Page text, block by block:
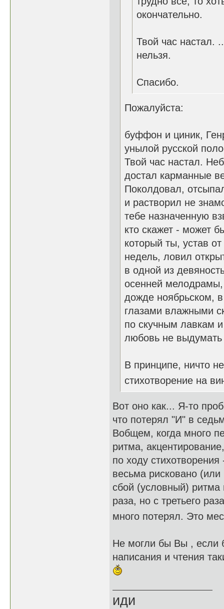
окончательно.
Твой час настал.
нельзя.
Спасибо.
Пожалуйста:
буффон и циник,
унылой русской
Твой час настал.
достал карманные
Поколдовал,
и растворил не
тебе назначенную
кто скажет - может
который ты, устав
недель, ловил
в одной из
осенней
дожде ноябрьском,
глазами влажными
по скучным лавкам
любовь не выдумать
В принципе, ничто
стихотворение на
Вот оно как... Я-то
что потерял "И" в
Вобщем, когда много
ритма,
по ходу
весьма рисковано
сбой (условный) ритма
раза, но с третьего
много потерял. Это
Не могли бы Вы , если
написания и чтения
иди